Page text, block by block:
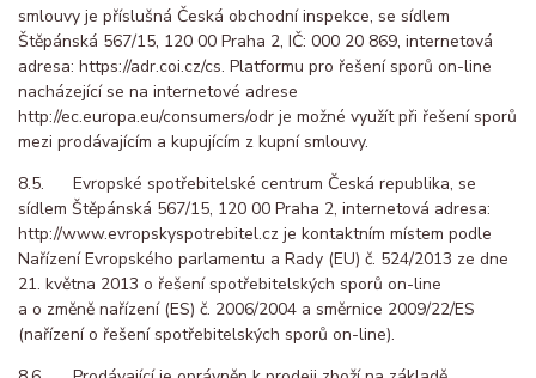
smlouvy je příslušná Česká obchodní inspekce, se sídlem
Štěpánská 567/15, 120 00 Praha 2, IČ: 000 20 869, internetová
adresa: https://adr.coi.cz/cs. Platformu pro řešení sporů on-line
nacházející se na internetové adrese
http://ec.europa.eu/consumers/odr je možné využít při řešení sporů
mezi prodávajícím a kupujícím z kupní smlouvy.
8.5. Evropské spotřebitelské centrum Česká republika, se
sídlem Štěpánská 567/15, 120 00 Praha 2, internetová adresa:
http://www.evropskyspotrebitel.cz je kontaktním místem podle
Nařízení Evropského parlamentu a Rady (EU) č. 524/2013 ze dne
21. května 2013 o řešení spotřebitelských sporů on-line
a o změně nařízení (ES) č. 2006/2004 a směrnice 2009/22/ES
(nařízení o řešení spotřebitelských sporů on-line).